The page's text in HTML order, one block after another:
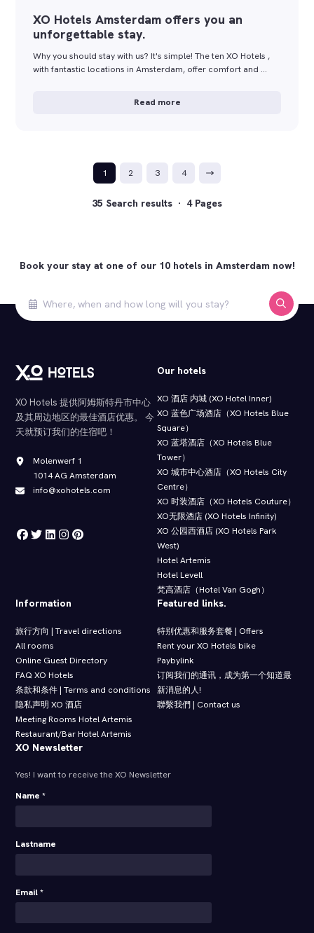
XO Hotels Amsterdam offers you an
unforgettable stay.
Why you should stay with us? It's simple! The ten XO Hotels ,
with fantastic locations in Amsterdam, offer comfort and …
Read more
1 2 3 4
35 Search results · 4 Pages
Book your stay at one of our 10 hotels in Amsterdam now!
XO Hotels 提供阿姆斯特丹市中心
及其周边地区的最佳酒店优惠。 今
天就预订我们的住宿吧！
Molenwerf 1
1014 AG Amsterdam
info@xohotels.com
Our hotels
XO 酒店 内城 (XO Hotel Inner)
XO 蓝色广场酒店（XO Hotels Blue
Square）
XO 蓝塔酒店（XO Hotels Blue
Tower）
XO 城市中心酒店（XO Hotels City
Centre）
XO 时装酒店（XO Hotels Couture）
XO无限酒店 (XO Hotels Infinity)
XO 公园西酒店 (XO Hotels Park
West)
Hotel Artemis
Hotel Levell
梵高酒店（Hotel Van Gogh）
Information
旅行方向 | Travel directions
All rooms
Online Guest Directory
FAQ XO Hotels
条款和条件 | Terms and conditions
隐私声明 XO 酒店
Meeting Rooms Hotel Artemis
Restaurant/Bar Hotel Artemis
Featured links.
特别优惠和服务套餐 | Offers
Rent your XO Hotels bike
Paybylink
订阅我们的通讯，成为第一个知道最
新消息的人!
聯繫我們 | Contact us
XO Newsletter
Yes! I want to receive the XO Newsletter
Name *
Lastname
Email *